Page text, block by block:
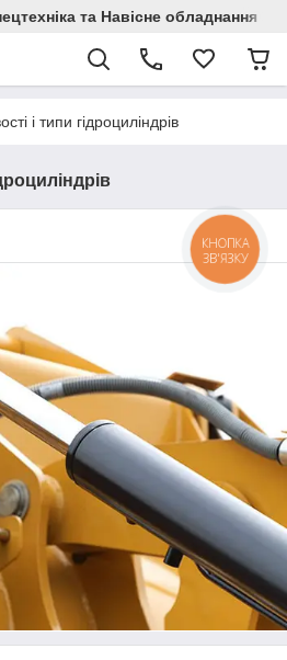
та Навісне обладнання
і типи гідроциліндрів
КНОПКА
ЗВ'ЯЗКУ